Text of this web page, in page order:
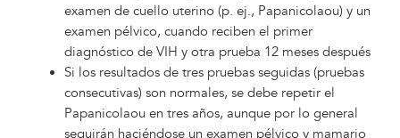
examen de cuello uterino (p. ej., Papanicolaou) y un
examen pélvico, cuando reciben el primer
diagnóstico de VIH y otra prueba 12 meses después
Si los resultados de tres pruebas seguidas (pruebas
consecutivas) son normales, se debe repetir el
Papanicolaou en tres años, aunque por lo general
seguirán haciéndose un examen pélvico y mamario